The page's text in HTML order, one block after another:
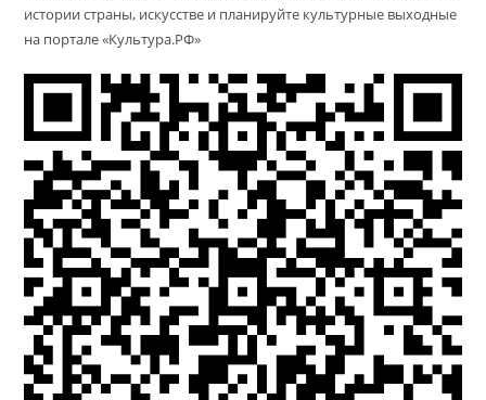
истории страны, искусстве и планируйте культурные выходные
на портале «Культура.РФ»